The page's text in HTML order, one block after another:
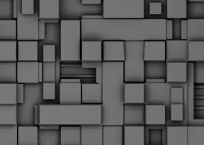
επαναφοράς του 13ου
δημοσίους υπαλλήλους
απορρίπτει οριστικά τις
για επαναφορά των
κατάσταση παρά τις